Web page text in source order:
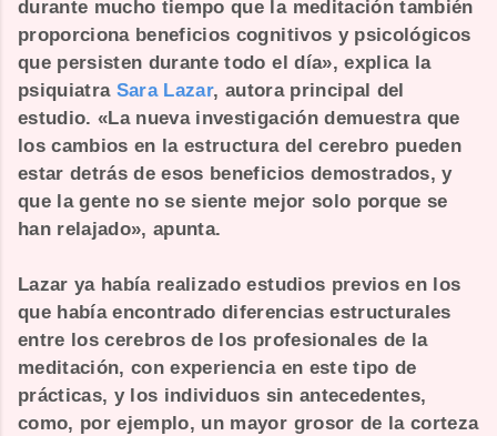
durante mucho tiempo que la meditación también
proporciona beneficios cognitivos y psicológicos
que persisten durante todo el día», explica la
psiquiatra Sara Lazar, autora principal del
estudio. «La nueva investigación demuestra que
los cambios en la estructura del cerebro pueden
estar detrás de esos beneficios demostrados, y
que la gente no se siente mejor solo porque se
han relajado», apunta.
Lazar ya había realizado estudios previos en los
que había encontrado diferencias estructurales
entre los cerebros de los profesionales de la
meditación, con experiencia en este tipo de
prácticas, y los individuos sin antecedentes,
como, por ejemplo, un mayor grosor de la corteza